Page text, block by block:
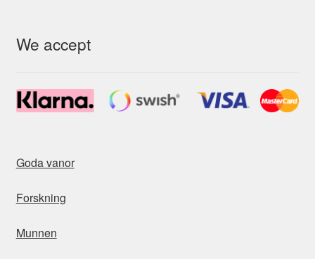
We accept
Goda vanor
Forskning
Munnen